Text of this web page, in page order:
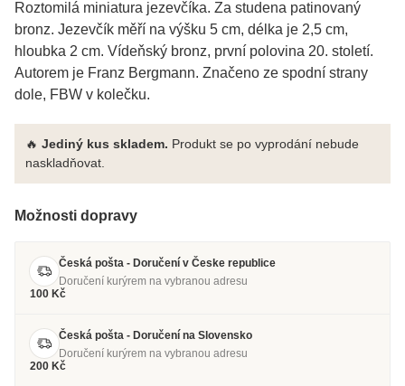
Roztomilá miniatura jezevčíka. Za studena patinovaný
bronz. Jezevčík měří na výšku 5 cm, délka je 2,5 cm,
hloubka 2 cm. Vídeňský bronz, první polovina 20. století.
Autorem je Franz Bergmann. Značeno ze spodní strany
dole, FBW v kolečku.
🔥 Jediný kus skladem. Produkt se po vyprodání nebude
naskladňovat.
Možnosti dopravy
Česká pošta - Doručení v Česke republice
Doručení kurýrem na vybranou adresu
100 Kč
Česká pošta - Doručení na Slovensko
Doručení kurýrem na vybranou adresu
200 Kč